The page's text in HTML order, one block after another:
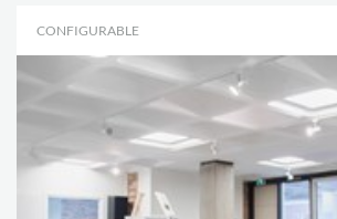
CONFIGURABLE